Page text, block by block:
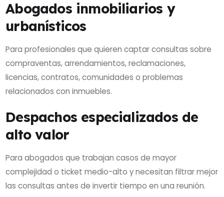
Abogados inmobiliarios y
urbanísticos
Para profesionales que quieren captar consultas sobre
compraventas, arrendamientos, reclamaciones,
licencias, contratos, comunidades o problemas
relacionados con inmuebles.
Despachos especializados de
alto valor
Para abogados que trabajan casos de mayor
complejidad o ticket medio-alto y necesitan filtrar mejor
las consultas antes de invertir tiempo en una reunión.